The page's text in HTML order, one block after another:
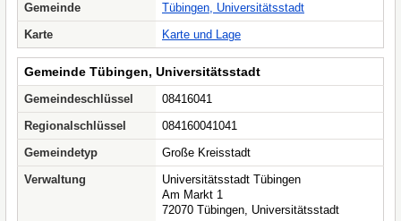
Gemeinde
Tübingen, Universitätsstadt
Karte
Karte und Lage
Gemeinde Tübingen, Universitätsstadt
Gemeindeschlüssel
08416041
Regionalschlüssel
084160041041
Gemeindetyp
Große Kreisstadt
Verwaltung
Universitätsstadt Tübingen
Am Markt 1
72070 Tübingen, Universitätsstadt